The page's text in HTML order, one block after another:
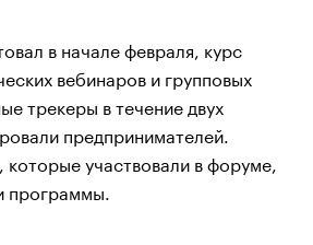
в начале февраля, курс
вебинаров и групповых
трекеры в течение двух
предпринимателей.
участвовали в форуме,
программы.